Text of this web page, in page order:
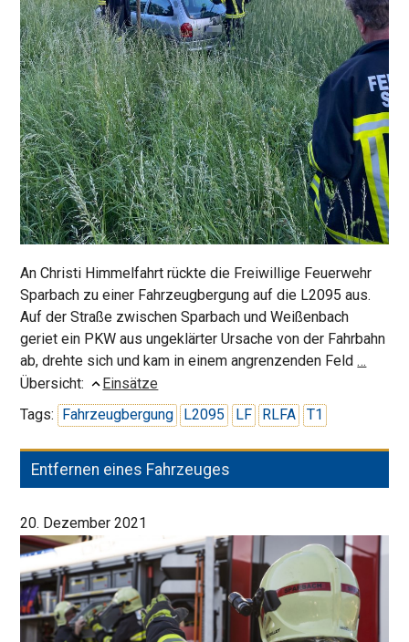
An Christi Himmelfahrt rückte die Freiwillige Feuerwehr
Sparbach zu einer Fahrzeugbergung auf die L2095 aus.
Auf der Straße zwischen Sparbach und Weißenbach
geriet ein PKW aus ungeklärter Ursache von der Fahrbahn
ab, drehte sich und kam in einem angrenzenden Feld…
dem
Übersicht:
Einsätze
Tags: Fahrzeugbergung L2095 LF RLFA T1
Entfernen eines Fahrzeuges
20. Dezember 2021